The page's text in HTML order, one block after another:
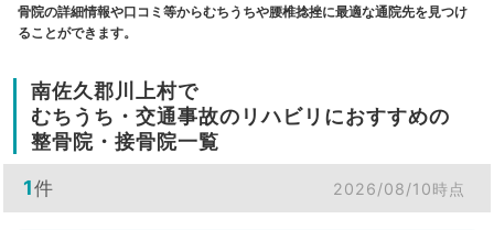
骨院の詳細情報や口コミ等からむちうちや腰椎捻挫に最適な通院先を見つけ
ることができます。
南佐久郡川上村で
むちうち・交通事故のリハビリにおすすめの
整骨院・接骨院一覧
1件 2026/08/10時点